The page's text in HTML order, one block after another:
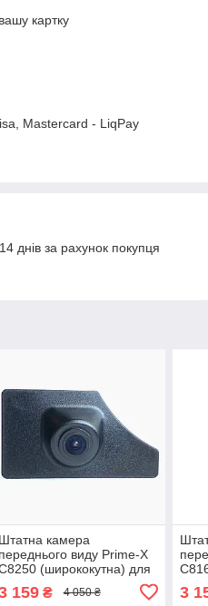
картку
Mastercard - LiqPay
днів за рахунок покупця
Штатна камера
переднього виду Prime-X
(ширококутна) для
Volkswagen T-ROC 2019
159₴ 4 050 ₴ 3